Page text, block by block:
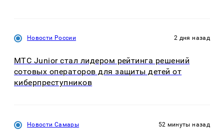
Новости России 2 дня назад
МТС Junior стал лидером рейтинга решений
сотовых операторов для защиты детей от
киберпреступников
Новости Самары 52 минуты назад